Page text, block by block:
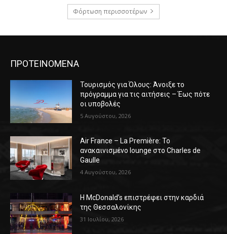
Φόρτωση περισσοτέρων
ΠΡΟΤΕΙΝΟΜΕΝΑ
Τουρισμός για Όλους: Άνοιξε το
πρόγραμμα για τις αιτήσεις – Έως πότε
οι υποβολές
5 Αυγούστου, 2026
Air France – La Première: Το
ανακαινισμένο lounge στο Charles de
Gaulle
4 Αυγούστου, 2026
Η McDonald’s επιστρέφει στην καρδιά
της Θεσσαλονίκης
31 Ιουλίου, 2026